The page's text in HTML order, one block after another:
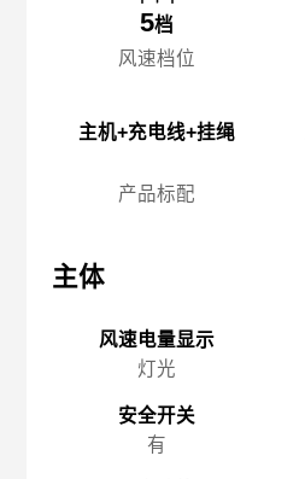
5档
风速档位
主机+充电线+挂绳
产品标配
主体
风速电量显示
灯光
安全开关
有